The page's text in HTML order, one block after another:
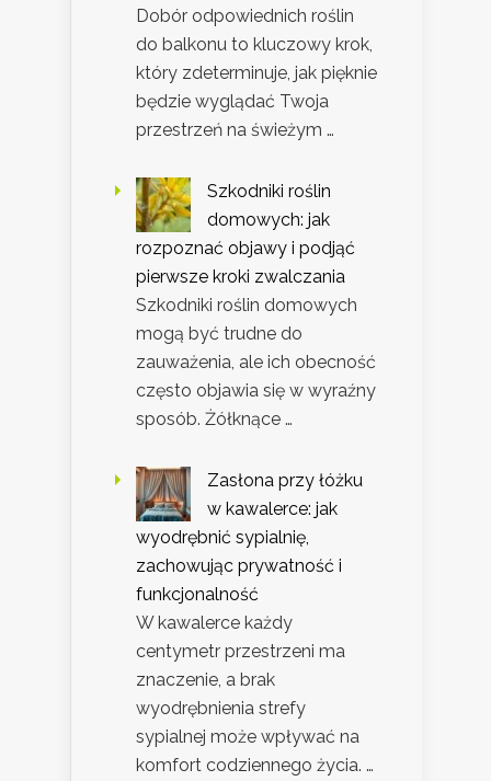
Dobór odpowiednich roślin
do balkonu to kluczowy krok,
który zdeterminuje, jak pięknie
będzie wyglądać Twoja
przestrzeń na świeżym …
Szkodniki roślin
domowych: jak
rozpoznać objawy i podjąć
pierwsze kroki zwalczania
Szkodniki roślin domowych
mogą być trudne do
zauważenia, ale ich obecność
często objawia się w wyraźny
sposób. Żółknące …
Zasłona przy łóżku
w kawalerce: jak
wyodrębnić sypialnię,
zachowując prywatność i
funkcjonalność
W kawalerce każdy
centymetr przestrzeni ma
znaczenie, a brak
wyodrębnienia strefy
sypialnej może wpływać na
komfort codziennego życia. …